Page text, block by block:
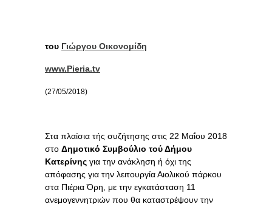
του Γιώργου Οικονομίδη
www.Pieria.tv
(27/05/2018)
Στα πλαίσια τής συζήτησης στις 22 Μαΐου 2018
στο Δημοτικό Συμβούλιο τού Δήμου
Κατερίνης για την ανάκληση ή όχι της
απόφασης για την λειτουργία Αιολικού πάρκου
στα Πιέρια Όρη, με την εγκατάσταση 11
ανεμογεννητριών που θα καταστρέψουν την